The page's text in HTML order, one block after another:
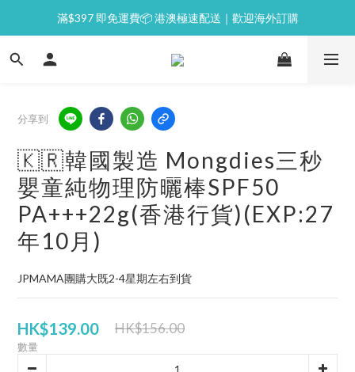
⭐逢星期一malluxe day｜7%購物金回贈
滿$397 即免運費📦 港澳極速配送｜歡迎海外訂購
💙新會員｜首單即減 $50💰
分享到
🇰🇷韓國製造 Mongdies三秒
嬰童純物理防曬棒SPF50
PA+++22g(香港行貨)(EXP:27
年10月)
JPMAMA團購大既2-4星期左右到貨
HK$139.00 HK$156.00
數量